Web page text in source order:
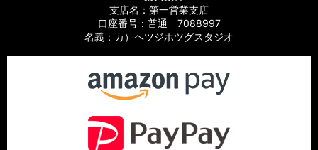
支店名：第一営業支店
口座番号：普通 7088997
名義：カ）ヘツジホツグスタジオ